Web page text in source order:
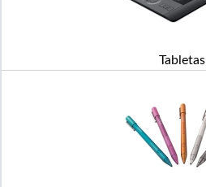
Tabletas